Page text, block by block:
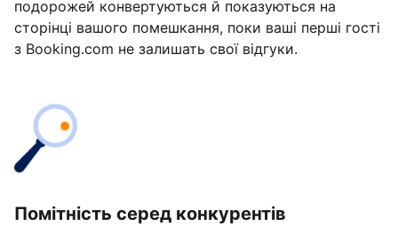
подорожей конвертуються й показуються на
сторінці вашого помешкання, поки ваші перші гості
з Booking.com не залишать свої відгуки.
Помітність серед конкурентів